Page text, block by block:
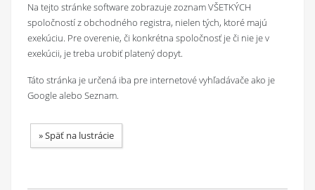
Na tejto stránke software zobrazuje zoznam VŠETKÝCH
spoločností z obchodného registra, nielen tých, ktoré majú
exekúciu. Pre overenie, či konkrétna spoločnosť je či nie je v
exekúcii, je treba urobiť platený dopyt.
Táto stránka je určená iba pre internetové vyhľadávače ako je
Google alebo Seznam.
»Späť na lustrácie